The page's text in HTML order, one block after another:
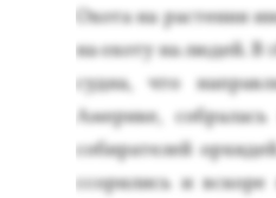
Охо­та на рас­те­ния
на охо­ту на лю­дей. В
суд­на, что
Аме­рике,
со­бира­телей
ссо­рились и